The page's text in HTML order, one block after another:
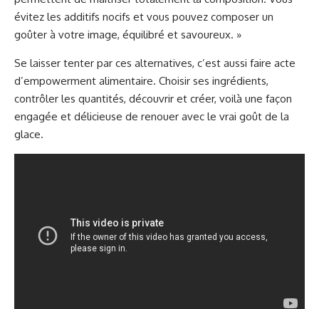
évitez les additifs nocifs et vous pouvez composer un
goûter à votre image, équilibré et savoureux. »
Se laisser tenter par ces alternatives, c’est aussi faire acte
d’empowerment alimentaire. Choisir ses ingrédients,
contrôler les quantités, découvrir et créer, voilà une façon
engagée et délicieuse de renouer avec le vrai goût de la
glace.